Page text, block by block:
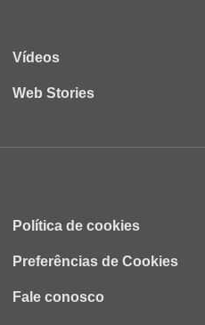
Vídeos
Web Stories
Política de cookies
Preferências de Cookies
Fale conosco